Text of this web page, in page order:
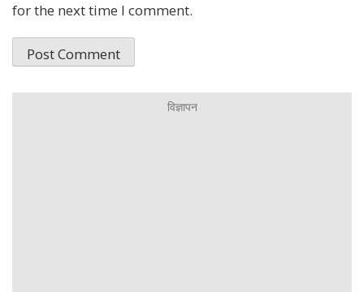
for the next time I comment.